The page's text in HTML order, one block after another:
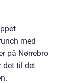
med
på Nørrebro
det til det